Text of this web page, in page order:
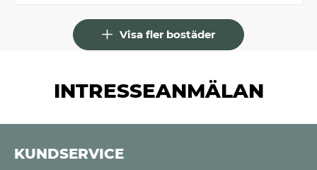
Visa fler bostäder
INTRESSEANMÄLAN
KUNDSERVICE